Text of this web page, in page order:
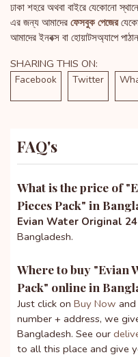
ঢাকা শহরে অথবা বাইরে যেকোনো
এর জন্য আমাদের ফেসবুক পেজের
আমাদের ইনবক্স বা হোয়াটসঅ্যাপে
SHARING THIS ON:
Facebook Twitter
FAQ's
What is the price of "
Pieces Pack" in
Evian Water Original 24
Bangladesh.
Where to buy "Evian
Pack" online in
Just click on Buy Now
number + address, we
Bangladesh. See our
to all this place and give